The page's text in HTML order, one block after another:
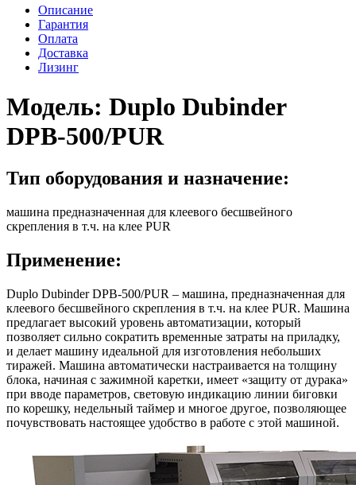
Описание
Гарантия
Оплата
Доставка
Лизинг
Модель: Duplo Dubinder
DPB-500/PUR
Тип оборудования и назначение:
машина предназначенная для клеевого бесшвейного
скрепления в т.ч. на клее PUR
Применение:
Duplo Dubinder DPB-500/PUR – машина, предназначенная для
клеевого бесшвейного скрепления в т.ч. на клее PUR. Машина
предлагает высокий уровень автоматизации, который
позволяет сильно сократить временные затраты на приладку,
и делает машину идеальной для изготовления небольших
тиражей. Машина автоматически настраивается на толщину
блока, начиная с зажимной каретки, имеет «защиту от дурака»
при вводе параметров, световую индикацию линии биговки
по корешку, недельный таймер и многое другое, позволяющее
почувствовать настоящее удобство в работе с этой машиной.